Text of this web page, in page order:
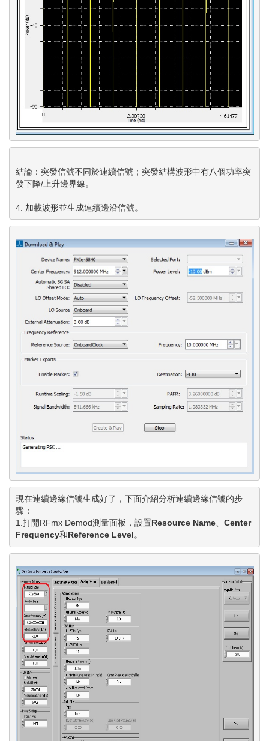
結論：突發信號不同於連續信號；突發結構波形中有八個功率突
發下降/上升邊界線。
現在連續邊緣信號生成好了，下面介紹分析連續邊緣信號的步
驟：
1.打開RFmx Demod測量面板，設置Resource Name、 Center
Frequency和Reference Level